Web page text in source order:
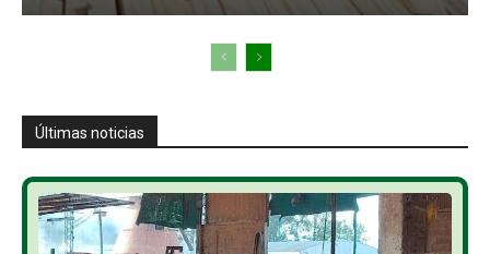
Últimas noticias